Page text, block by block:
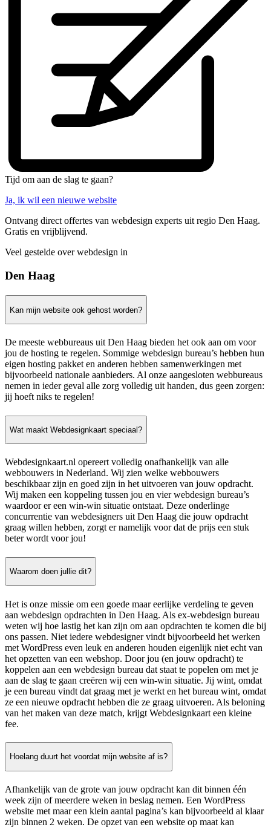
Tijd om aan de slag te gaan?
Ja, ik wil een nieuwe website
Ontvang direct offertes van webdesign experts uit regio Den Haag.
Gratis en vrijblijvend.
Veel gestelde over webdesign in
Den Haag
Kan mijn website ook gehost worden?
De meeste webbureaus uit Den Haag bieden het ook aan om voor
jou de hosting te regelen. Sommige webdesign bureau’s hebben hun
eigen hosting pakket en anderen hebben samenwerkingen met
bijvoorbeeld nationale aanbieders. Al onze aangesloten webbureaus
nemen in ieder geval alle zorg volledig uit handen, dus geen zorgen:
jij hoeft niks te regelen!
Wat maakt Webdesignkaart speciaal?
Webdesignkaart.nl opereert volledig onafhankelijk van alle
webbouwers in Nederland. Wij zien welke webbouwers
beschikbaar zijn en goed zijn in het uitvoeren van jouw opdracht.
Wij maken een koppeling tussen jou en vier webdesign bureau’s
waardoor er een win-win situatie ontstaat. Deze onderlinge
concurrentie van webdesigners uit Den Haag die jouw opdracht
graag willen hebben, zorgt er namelijk voor dat de prijs een stuk
beter wordt voor jou!
Waarom doen jullie dit?
Het is onze missie om een goede maar eerlijke verdeling te geven
aan webdesign opdrachten in Den Haag. Als ex-webdesign bureau
weten wij hoe lastig het kan zijn om aan opdrachten te komen die bij
ons passen. Niet iedere webdesigner vindt bijvoorbeeld het werken
met WordPress even leuk en anderen houden eigenlijk niet echt van
het opzetten van een webshop. Door jou (en jouw opdracht) te
koppelen aan een webdesign bureau dat staat te popelen om met je
aan de slag te gaan creëren wij een win-win situatie. Jij wint, omdat
je een bureau vindt dat graag met je werkt en het bureau wint, omdat
ze een nieuwe opdracht hebben die ze graag uitvoeren. Als beloning
van het maken van deze match, krijgt Webdesignkaart een kleine
fee.
Hoelang duurt het voordat mijn website af is?
Afhankelijk van de grote van jouw opdracht kan dit binnen één
week zijn of meerdere weken in beslag nemen. Een WordPress
website met maar een klein aantal pagina’s kan bijvoorbeeld al klaar
zijn binnen 2 weken. De opzet van een website op maat kan